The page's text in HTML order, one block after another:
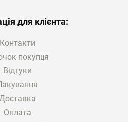
для клієнта:
Контакти
покупця
Відгуки
Доставка
Оплата